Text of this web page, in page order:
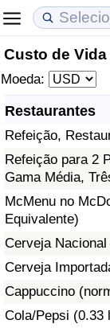
Custo de
Moeda:
Restaurantes
Refeição,
Refeição para 2
Gama Média,
McMenu no
Equivalente)
Cerveja
Cerveja
Cappuccino
Cola/Pepsi (0.33
Custo de Vida
Indicador de
Indicador de
em Aqaba
Preços de
Indicador de
Indicador de
Qualidade de
Indicador de
Índice de
Crime
Taxa do
Indicador de